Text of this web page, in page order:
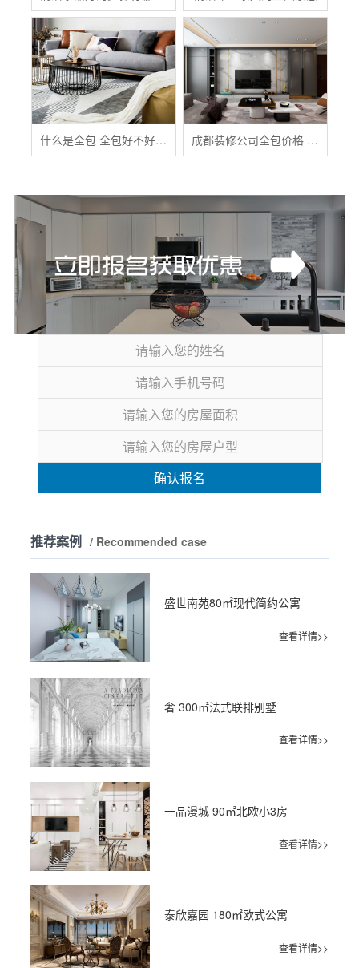
什么是全包 全包好不好 全包装修注意事项有哪些 成都装修公司全包价格 成都全包装修多少钱一平
确认报名
推荐案例 / Recommended case
盛世南苑80㎡现代简约公寓
查看详情>>
奢 300㎡法式联排别墅
查看详情>>
一品漫城 90㎡北欧小3房
查看详情>>
泰欣嘉园 180㎡欧式公寓
查看详情>>